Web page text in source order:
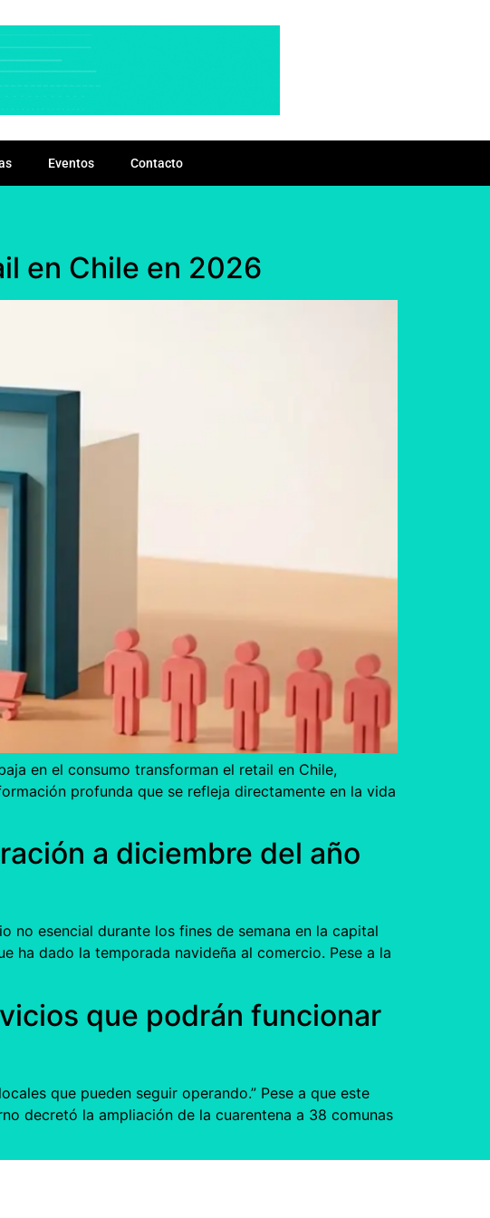
Eventos Contacto
en Chile en 2026
en el consumo transforman el retail en Chile,
profunda que se refleja directamente en la vida
a diciembre del año
no esencial durante los fines de semana en la capital
ha dado la temporada navideña al comercio. Pese a la
que podrán funcionar
que pueden seguir operando.” Pese a que este
decretó la ampliación de la cuarentena a 38 comunas